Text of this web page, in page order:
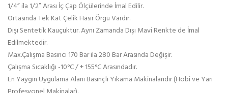
1/4” ila 1/2” Arası İç Çap Ölçülerinde İmal Edilir.
Ortasında Tek Kat Çelik Hasır Örgü Vardır.
Dışı Sentetik Kauçuktur. Aynı Zamanda Dışı Mavi Renkte de İmal
Edilmektedir.
Max.Çalışma Basıncı 170 Bar ila 280 Bar Arasında Değişir.
Çalışma Sıcaklığı -10°C / + 155°C Arasındadır.
En Yaygın Uygulama Alanı Basınçlı Yıkama Makinalarıdır (Hobi ve Yarı